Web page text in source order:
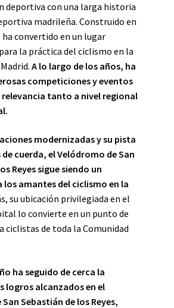
deportiva con una larga historia
madrileña. Construido en
ha convertido en un lugar
la práctica del ciclismo en la
A lo largo de los años, ha
competiciones y eventos
tanto a nivel regional
modernizadas y su pista
cuerda, el Velódromo de San
Reyes sigue siendo un
los amantes del ciclismo en la
su ubicación privilegiada en el
lo convierte en un punto de
ciclistas de toda la Comunidad
ha seguido de cerca la
logros alcanzados en el
Sebastián de los Reyes,